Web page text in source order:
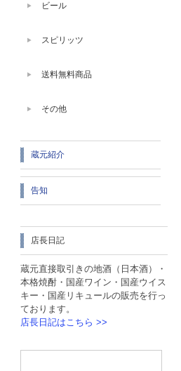
ビール
スピリッツ
送料無料商品
その他
蔵元紹介
告知
店長日記
蔵元直接取引きの地酒（日本酒）・
本格焼酎・国産ワイン・国産ウイス
キー・国産リキュールの販売を行っ
ております。
店長日記はこちら >>